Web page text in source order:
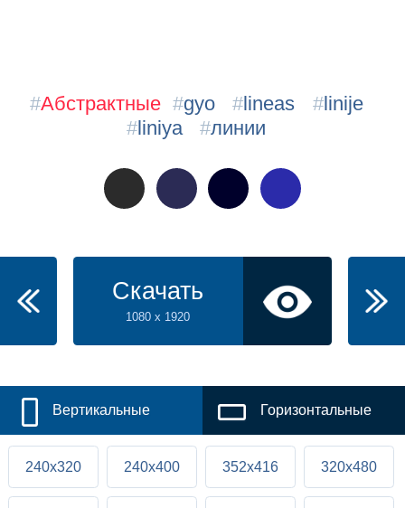
#Абстрактные #gyo #lineas #linije
#liniya #линии
Скачать
1080 x 1920
Вертикальные Горизонтальные
240x320 240x400 352x416 320x480